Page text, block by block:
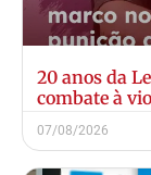
20 anos da
combate à
07/08/2026